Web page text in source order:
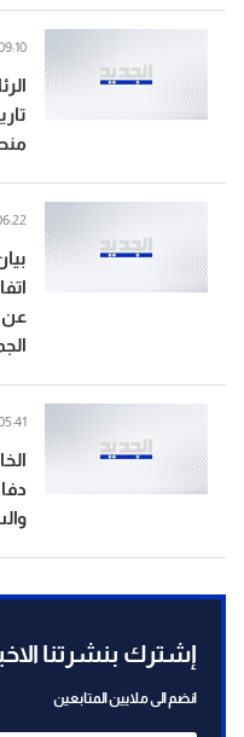
عن
إشترك بنشرتنا
انضم الى ملايين المتابعين